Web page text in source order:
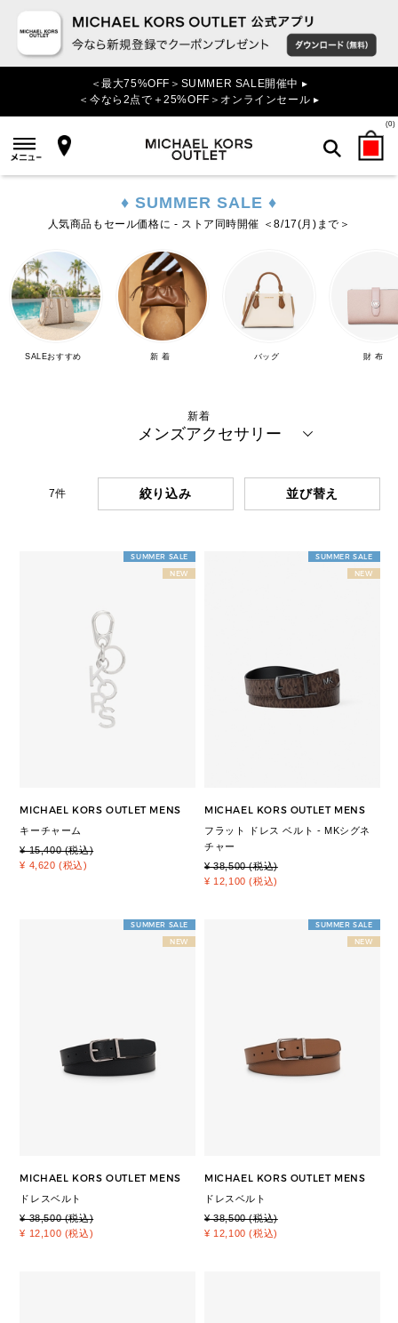
＜最大75%OFF＞SUMMER SALE開催中 ▸
＜今なら2点で＋25%OFF＞オンラインセール ▸
(0)
♦ SUMMER SALE ♦
人気商品もセール価格に - ストア同時開催 ＜8/17(月)まで＞
SALEおすすめ 新 着 バッグ 財 布
新着
メンズアクセサリー
7件 絞り込み
SUMMER SALE
NEW
MICHAEL KORS OUTLET MENS
キーチャーム
¥ 15,400 (税込)
¥ 4,620 (税込)
SUMMER SALE
NEW
MICHAEL KORS OUTLET MENS
フラット ドレス ベルト - MKシグネ
チャー
¥ 38,500 (税込)
¥ 12,100 (税込)
SUMMER SALE
NEW
MICHAEL KORS OUTLET MENS
ドレスベルト
¥ 38,500 (税込)
¥ 12,100 (税込)
SUMMER SALE
NEW
MICHAEL KORS OUTLET MENS
ドレスベルト
¥ 38,500 (税込)
¥ 12,100 (税込)